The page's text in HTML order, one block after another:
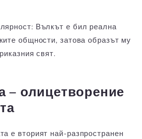
Вълкът е бил реална
общности, затова образът му
свят.
– олицетворение
е вторият най-разпространен